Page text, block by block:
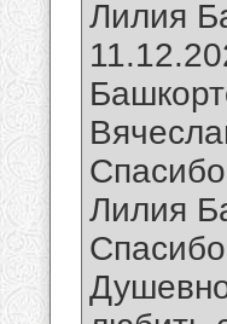
Лилия
Лилия